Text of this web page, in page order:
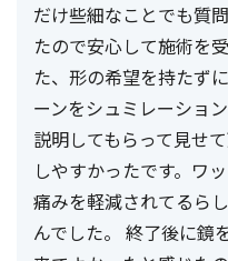
だけ些細なことでも質
たので安心して施術を
た、形の希望を持たず
ーンをシュミレーショ
説明してもらって見せ
しやすかったです。ワ
痛みを軽減されてるら
んでした。 終了後に鏡